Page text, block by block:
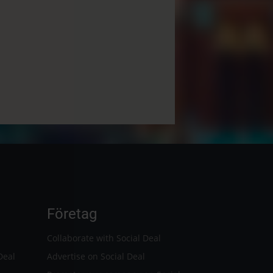
Företag
Collaborate with Social Deal
Advertise on Social Deal